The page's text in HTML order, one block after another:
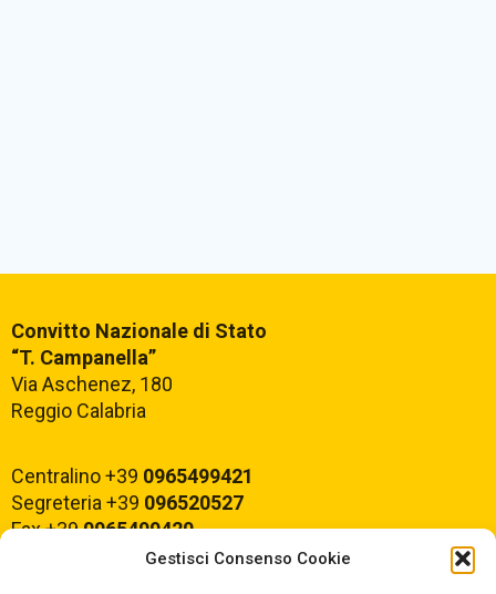
Gestisci Consenso Cookie
Convitto Nazionale di Stato
“T. Campanella”
Via Aschenez, 180
Reggio Calabria
Centralino +39 0965499421
Segreteria +39 096520527
Fax +390965499420